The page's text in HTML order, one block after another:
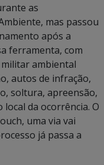
as
mas passou
após a
ferramenta, com
ambiental
autos de infração,
soltura, apreensão,
da ocorrência. O
uma via vai
já passa a